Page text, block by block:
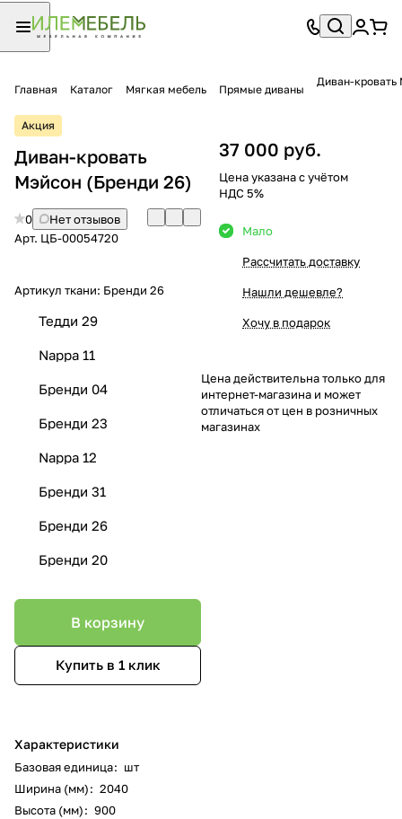
Главная Каталог Мягкая мебель Прямые диваны
Диван-кровать
Акция
Диван-кровать
Мэйсон (Бренди 26)
0
Нет отзывов
Арт. ЦБ-00054720
Артикул ткани: Бренди 26
Тедди 29
Nappa 11
Бренди 04
Бренди 23
Nappa 12
Бренди 31
Бренди 26
Бренди 20
В корзину
Купить в 1 клик
Характеристики
Базовая единица: шт
Ширина (мм): 2040
Высота (мм): 900
37 000 руб.
Цена указана с учётом
НДС 5%
Мало
Рассчитать доставку
Нашли дешевле?
Хочу в подарок
Цена действительна только для
интернет-магазина и может
отличаться от цен в розничных
магазинах